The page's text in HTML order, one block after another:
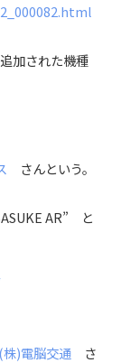
加された機種
さんという。
AR” と
)電脳交通 さ